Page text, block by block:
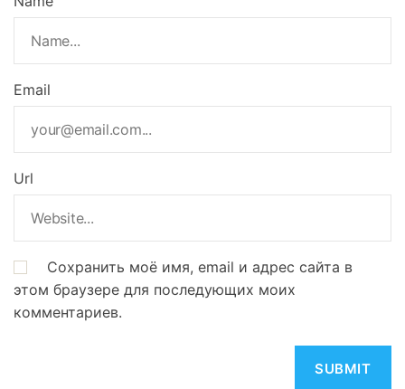
Email
Url
Сохранить моё имя, email и адрес сайта в
этом браузере для последующих моих
комментариев.